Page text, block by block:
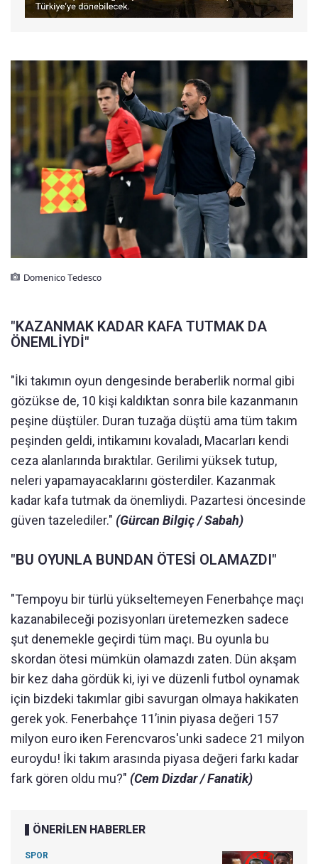
Domenico Tedesco
"KAZANMAK KADAR KAFA TUTMAK DA
ÖNEMLİYDİ"
"İki takımın oyun dengesinde beraberlik normal gibi
gözükse de, 10 kişi kaldıktan sonra bile kazanmanın
peşine düştüler. Duran tuzağa düştü ama tüm takım
peşinden geldi, intikamını kovaladı, Macarları kendi
ceza alanlarında bıraktılar. Gerilimi yüksek tutup,
neleri yapamayacaklarını gösterdiler. Kazanmak
kadar kafa tutmak da önemliydi. Pazartesi öncesinde
güven tazelediler." (Gürcan Bilgiç / Sabah)
"BU OYUNLA BUNDAN ÖTESİ OLAMAZDI"
"Tempoyu bir türlü yükseltemeyen Fenerbahçe maçı
kazanabileceği pozisyonları üretemezken sadece
şut denemekle geçirdi tüm maçı. Bu oyunla bu
skordan ötesi mümkün olamazdı zaten. Dün akşam
bir kez daha gördük ki, iyi ve düzenli futbol oynamak
için bizdeki takımlar gibi savurgan olmaya hakikaten
gerek yok. Fenerbahçe 11’inin piyasa değeri 157
milyon euro iken Ferencvaros'unki sadece 21 milyon
euroydu! İki takım arasında piyasa değeri farkı kadar
fark gören oldu mu?" (Cem Dizdar / Fanatik)
ÖNERİLEN HABERLER
SPOR